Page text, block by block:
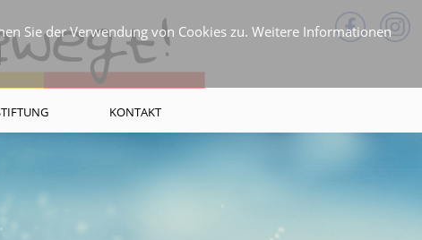
KONTAKT
Sie der Verwendung von Cookies zu. Weitere Informationen